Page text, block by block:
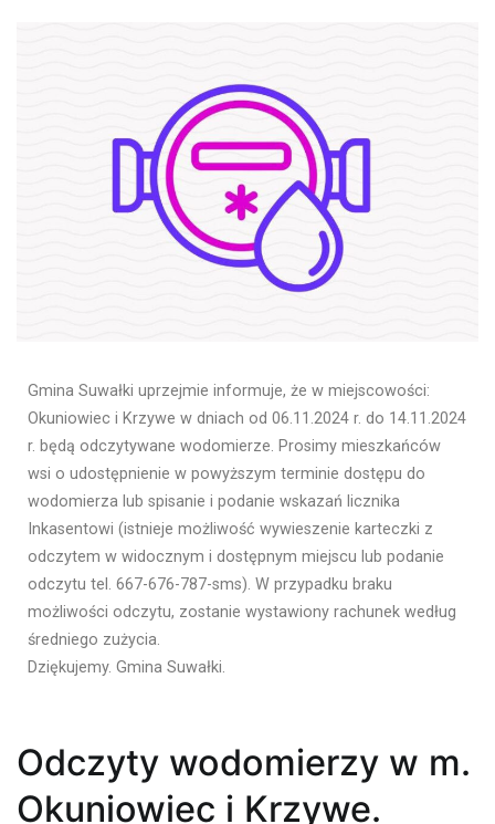
Gmina Suwałki uprzejmie informuje, że w miejscowości:
Okuniowiec i Krzywe w dniach od 06.11.2024 r. do 14.11.2024
r. będą odczytywane wodomierze. Prosimy mieszkańców
wsi o udostępnienie w powyższym terminie dostępu do
wodomierza lub spisanie i podanie wskazań licznika
Inkasentowi (istnieje możliwość wywieszenie karteczki z
odczytem w widocznym i dostępnym miejscu lub podanie
odczytu tel. 667-676-787-sms). W przypadku braku
możliwości odczytu, zostanie wystawiony rachunek według
średniego zużycia.
Dziękujemy. Gmina Suwałki.
Odczyty wodomierzy w m.
Okuniowiec i Krzywe.